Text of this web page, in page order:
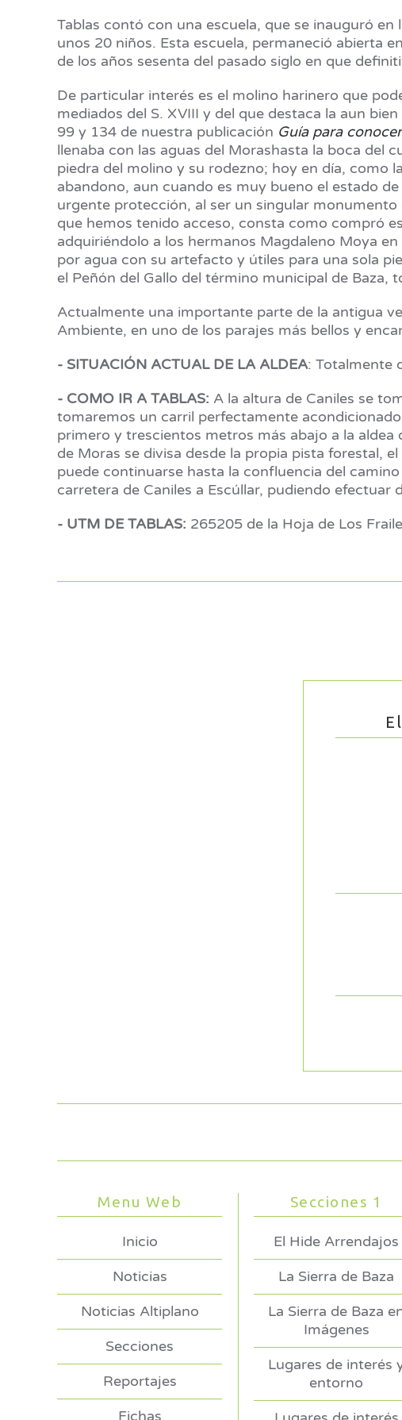
Tablas contó con una escuela, que se inauguró
unos 20 niños. Esta escuela, permaneció abierta
de los años sesenta del pasado siglo en que
De particular interés es el molino harinero que
mediados del S. XVIII y del que destaca la aun
99 y 134 de nuestra publicación Guía para
llenaba con las aguas del Morashasta la boca del
piedra del molino y su rodezno; hoy en día, como
abandono, aun cuando es muy bueno el estado
urgente protección, al ser un singular
que hemos tenido acceso, consta como compró
adquiriéndolo a los hermanos Magdaleno Moya
por agua con su artefacto y útiles para una sola
el Peñón del Gallo del término municipal de Baza,
Actualmente una importante parte de la antigua
Ambiente, en uno de los parajes más bellos y
- SITUACIÓN ACTUAL DE LA ALDEA: Totalmente
- COMO IR A TABLAS: A la altura de Caniles se
tomaremos un carril perfectamente
primero y trescientos metros más abajo a la
de Moras se divisa desde la propia pista forestal,
puede continuarse hasta la confluencia del
carretera de Caniles a Escúllar, pudiendo
- UTM DE TABLAS: 265205 de la Hoja de Los
Menu Web
Inicio
Noticias
Noticias Altiplano
Secciones
Reportajes
Fichas
Secciones 1
El Hide Arrendajos
La Sierra de Baza
La Sierra de Baza
Imágenes
Lugares de interés
entorno